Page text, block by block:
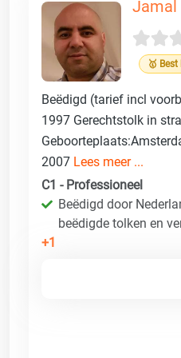
Jamal
🥇
Beëdigd (tarief incl
1997 Gerechtstolk in
2007 Lees meer ...
C1 - Professioneel
Beëdigd door
beëdigde tolken en
+1